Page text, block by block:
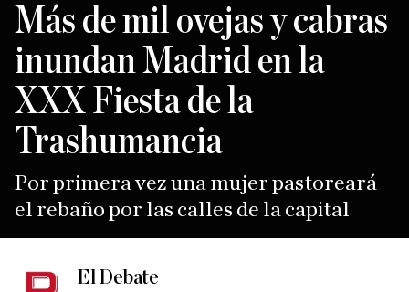
Más de mil ovejas y cabras
inundan Madrid en la
XXX Fiesta de la
Trashumancia
Por primera vez una mujer pastoreará
el rebaño por las calles de la capital
El Debate